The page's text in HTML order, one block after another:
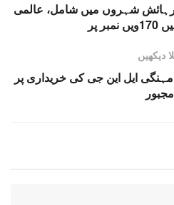
رہائش شہروں میں شامل، عالمی
پر
دیکھیں
ایل این جی کی خریداری پر
مجبور